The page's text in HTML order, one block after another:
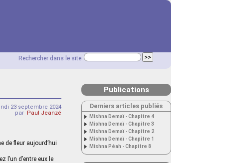
Rechercher dans le site
23 septembre 2024
par Paul Jeanzé
de fleur aujourd’hui
l’un d’entre eux le
Publications
Derniers articles publiés
Mishna Demaï - Chapitre 4
Mishna Demaï - Chapitre 3
Mishna Demaï - Chapitre 2
Mishna Demaï - Chapitre 1
Mishna Péah - Chapitre 8